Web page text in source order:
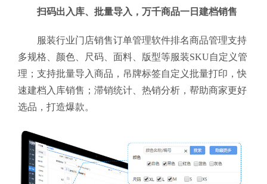
扫码出入库、批量导入，万千商品一日建档销售
服装行业门店销售订单管理软件排名商品管理支持
多规格、颜色、尺码、面料、版型等服装SKU自定义管
理；支持批量导入商品，吊牌标签自定义批量打印，快
速建档入库销售；滞销统计、热销分析，帮助商家更好
选品，打造爆款。